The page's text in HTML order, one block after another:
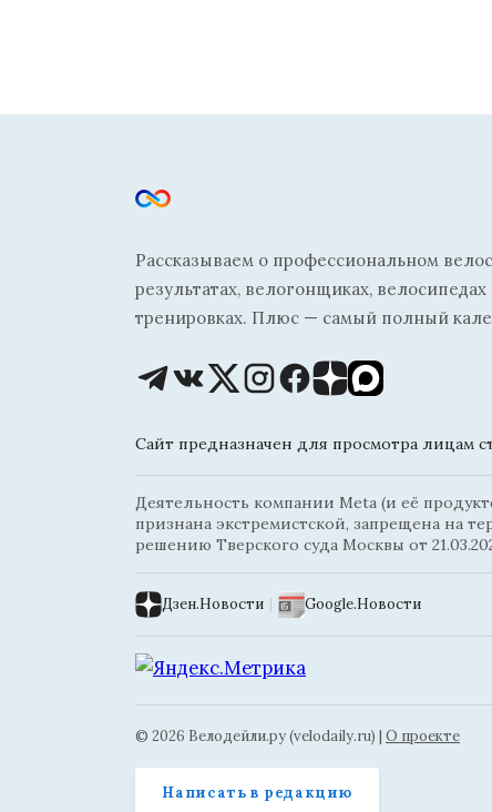
Рассказываем о профессиональном
результатах, велогонщиках,
тренировках. Плюс — самый полный
Сайт предназначен для просмотра лицам
Деятельность компании Meta (и её
признана экстремистской, запрещена на
решению Тверского суда Москвы от
Дзен.Новости | Google.Новости
© 2026 Велодейли.ру (velodaily.ru) | О проекте
Написать в редакцию